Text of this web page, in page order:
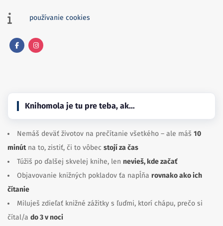
používanie cookies
Knihomola je tu pre teba, ak…
Nemáš deväť životov na prečítanie všetkého – ale máš 10
minútna to, zistiť, či to vôbec stojí za čas
Túžiš po ďalšej skvelej knihe, len nevieš, kde začať
Objavovanie knižných pokladov ťa napĺňa rovnako ako ich
čítanie
Miluješ zdieľať knižné zážitky s ľuďmi, ktorí chápu, prečo si
čítal/a do 3 v noci